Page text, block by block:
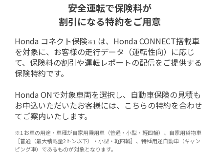
安全運転で保険料が
割引になる特約をご用意
Honda コネクト保険※1 は、Honda CONNECT搭載車
を対象に、お客様の走行データ（運転性向）に応じ
て、保険料の割引や運転レポートの配信をご提供する
保険特約です。
Honda ONで対象車両を選択し、自動車保険の見積も
お申込いただいたお客様には、こちらの特約を合わせ
てご案内いたします。
※1 お車の用途・車種が自家用乗用車（普通・小型・軽四輪）、自家用貨物車
［普通（最大積載量2トン以下）・小型・軽四輪］、特種用途自動車（キャン
ピング車）であるものが対象となります。